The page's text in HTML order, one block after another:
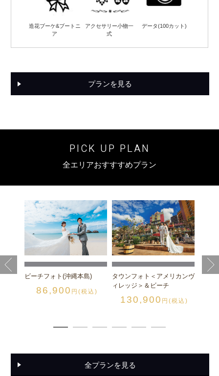
造花ブーケ&ブートニ
ア
アクセサリー小物一
式
データ(100カット)
プランを見る
PICK UP PLAN
全エリアおすすすめプラン
込)
ビーチフォト(沖縄本島)
86,900 円(税込)
タウンフォト＜アメリカンヴ
ィレッジ＞＆ビーチ
130,900 円(税込)
チャ
全プランを見る